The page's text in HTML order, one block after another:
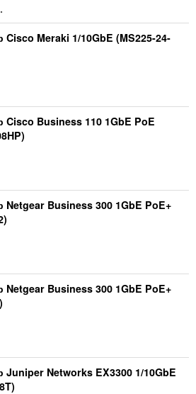
Cisco Meraki 1/10GbE (MS225-24-
Cisco Business 110 1GbE PoE
Netgear Business 300 1GbE PoE+
Netgear Business 300 1GbE PoE+
Juniper Networks EX3300 1/10GbE